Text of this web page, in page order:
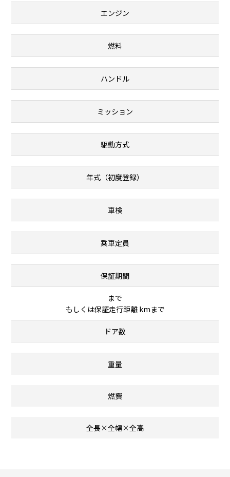
エンジン
燃料
ハンドル
ミッション
駆動方式
年式（初度登録）
車検
乗車定員
保証期間
まで
もしくは保証走行距離 kmまで
ドア数
重量
燃費
全長×全幅×全高